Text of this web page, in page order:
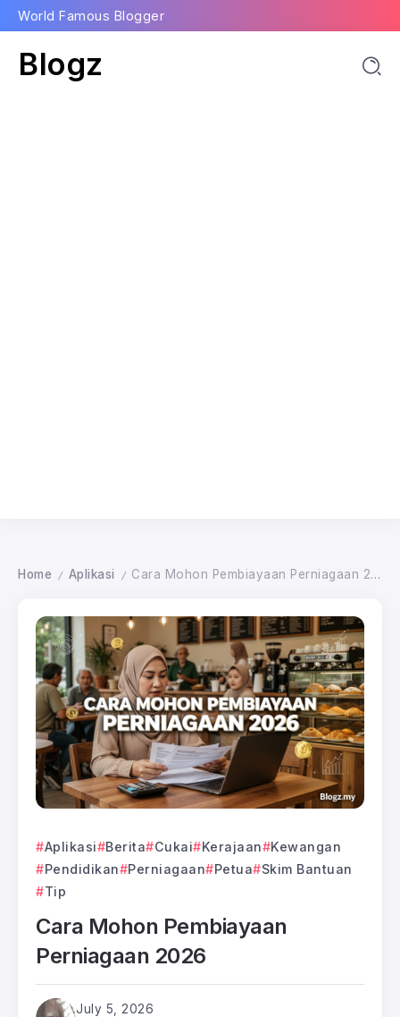
World Famous Blogger
Blogz
Home / Aplikasi / Cara Mohon Pembiayaan Perniagaan 2026
Aplikasi Berita Cukai Kerajaan
Kewangan
Pendidikan
Perniagaan Petua
Skim Bantuan
Tip
Cara Mohon Pembiayaan
Perniagaan 2026
July 5, 2026